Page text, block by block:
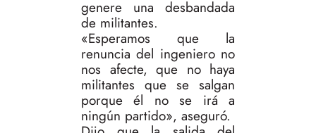
genere una desbandada
de militantes.
«Esperamos que la
renuncia del ingeniero no
nos afecte, que no haya
militantes que se salgan
porque él no se irá a
ningún partido», aseguró.